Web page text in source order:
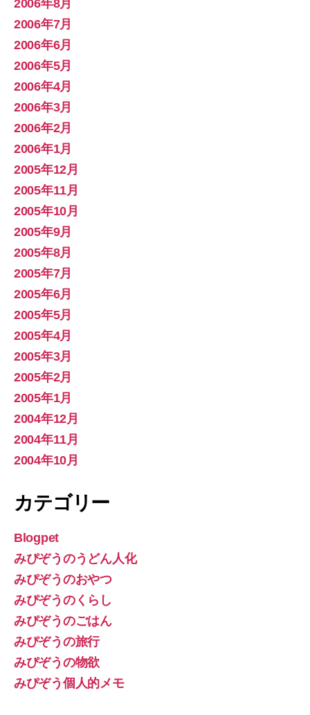
2006年8月
2006年7月
2006年6月
2006年5月
2006年4月
2006年3月
2006年2月
2006年1月
2005年12月
2005年11月
2005年10月
2005年9月
2005年8月
2005年7月
2005年6月
2005年5月
2005年4月
2005年3月
2005年2月
2005年1月
2004年12月
2004年11月
2004年10月
カテゴリー
Blogpet
みぴぞうのうどん人化
みぴぞうのおやつ
みぴぞうのくらし
みぴぞうのごはん
みぴぞうの旅行
みぴぞうの物欲
みぴぞう個人的メモ